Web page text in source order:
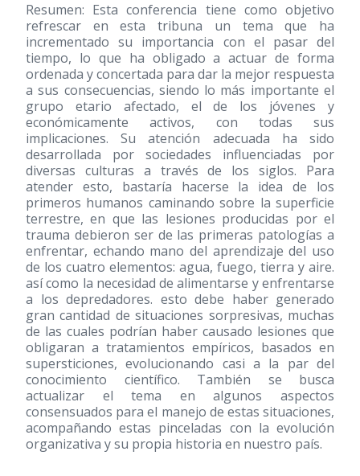
Resumen: Esta conferencia tiene como objetivo
refrescar en esta tribuna un tema que ha
incrementado su importancia con el pasar del
tiempo, lo que ha obligado a actuar de forma
ordenada y concertada para dar la mejor respuesta
a sus consecuencias, siendo lo más importante el
grupo etario afectado, el de los jóvenes y
económicamente activos, con todas sus
implicaciones. Su atención adecuada ha sido
desarrollada por sociedades influenciadas por
diversas culturas a través de los siglos. Para
atender esto, bastaría hacerse la idea de los
primeros humanos caminando sobre la superficie
terrestre, en que las lesiones producidas por el
trauma debieron ser de las primeras patologías a
enfrentar, echando mano del aprendizaje del uso
de los cuatro elementos: agua, fuego, tierra y aire.
así como la necesidad de alimentarse y enfrentarse
a los depredadores. esto debe haber generado
gran cantidad de situaciones sorpresivas, muchas
de las cuales podrían haber causado lesiones que
obligaran a tratamientos empíricos, basados en
supersticiones, evolucionando casi a la par del
conocimiento científico. También se busca
actualizar el tema en algunos aspectos
consensuados para el manejo de estas situaciones,
acompañando estas pinceladas con la evolución
organizativa y su propia historia en nuestro país.